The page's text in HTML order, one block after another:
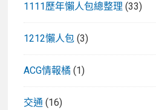
1111歷年懶人包總整理 (33)
1212懶人包 (3)
ACG情報橘 (1)
交通 (16)